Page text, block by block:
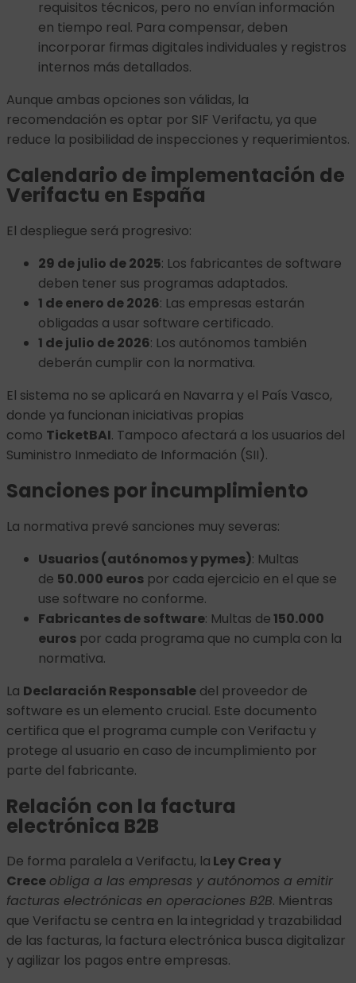
requisitos técnicos, pero no envían información
en tiempo real. Para compensar, deben
incorporar firmas digitales individuales y registros
internos más detallados.
Aunque ambas opciones son válidas, la
recomendación es optar por SIF Verifactu, ya que
reduce la posibilidad de inspecciones y requerimientos.
Calendario de implementación de
Verifactu en España
El despliegue será progresivo:
29 de julio de 2025: Los fabricantes de software
deben tener sus programas adaptados.
1 de enero de 2026: Las empresas estarán
obligadas a usar software certificado.
1 de julio de 2026: Los autónomos también
deberán cumplir con la normativa.
El sistema no se aplicará en Navarra y el País Vasco,
donde ya funcionan iniciativas propias
como TicketBAI. Tampoco afectará a los usuarios del
Suministro Inmediato de Información (SII).
Sanciones por incumplimiento
La normativa prevé sanciones muy severas:
Usuarios (autónomos y pymes): Multas
de 50.000 euros por cada ejercicio en el que se
use software no conforme.
Fabricantes de software: Multas de150.000
euros por cada programa que no cumpla con la
normativa.
La Declaración Responsable del proveedor de
software es un elemento crucial. Este documento
certifica que el programa cumple con Verifactu y
protege al usuario en caso de incumplimiento por
parte del fabricante.
Relación con la factura
electrónica B2B
De forma paralela a Verifactu, la Ley Crea y
Crece obliga a las empresas y autónomos a emitir
facturas electrónicas en operaciones B2B. Mientras
que Verifactu se centra en la integridad y trazabilidad
de las facturas, la factura electrónica busca digitalizar
y agilizar los pagos entre empresas.